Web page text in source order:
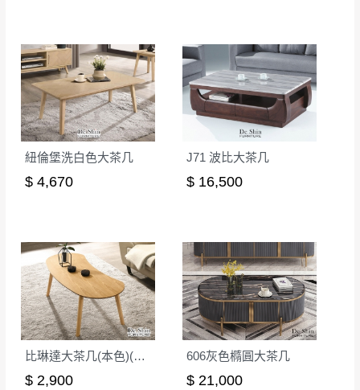
潔隊回收,免付費清運專線：0800-085-717。
紐倫堡洗白色大茶几
$ 4,670
J71 波比大茶几
$ 16,500
比琳達大茶几(本色)(MIT-3183)
$ 2,900
606灰色橢圓大茶几
$ 21,000